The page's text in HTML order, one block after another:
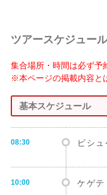
ツアースケジュール
集合場所・時間は必ず予
※本ページの掲載内容と
基本スケジュール
08:30 ビシュ
10:00 ケゲテ